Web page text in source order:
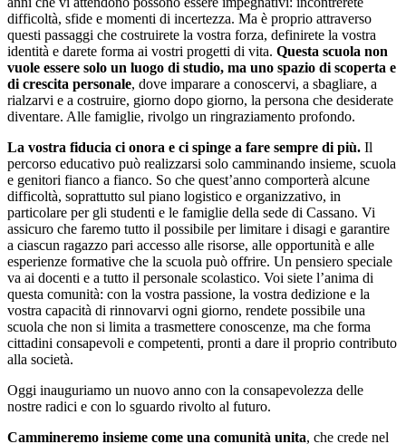
difficoltà, sfide e momenti di incertezza. Ma è proprio attraverso
questi passaggi che costruirete la vostra forza, definirete la vostra
identità e darete forma ai vostri progetti di vita. Questa scuola non
vuole essere solo un luogo di studio, ma uno spazio di scoperta e
di crescita personale, dove imparare a conoscervi, a sbagliare, a
rialzarvi e a costruire, giorno dopo giorno, la persona che desiderate
diventare. Alle famiglie, rivolgo un ringraziamento profondo.
La vostra fiducia ci onora e ci spinge a fare sempre di più. Il
percorso educativo può realizzarsi solo camminando insieme, scuola
e genitori fianco a fianco. So che quest’anno comporterà alcune
difficoltà, soprattutto sul piano logistico e organizzativo, in
particolare per gli studenti e le famiglie della sede di Cassano. Vi
assicuro che faremo tutto il possibile per limitare i disagi e garantire
a ciascun ragazzo pari accesso alle risorse, alle opportunità e alle
esperienze formative che la scuola può offrire. Un pensiero speciale
va ai docenti e a tutto il personale scolastico. Voi siete l’anima di
questa comunità: con la vostra passione, la vostra dedizione e la
vostra capacità di rinnovarvi ogni giorno, rendete possibile una
scuola che non si limita a trasmettere conoscenze, ma che forma
cittadini consapevoli e competenti, pronti a dare il proprio contributo
alla società.
Oggi inauguriamo un nuovo anno con la consapevolezza delle
nostre radici e con lo sguardo rivolto al futuro.
Cammineremo insieme come una comunità unita, che crede nel